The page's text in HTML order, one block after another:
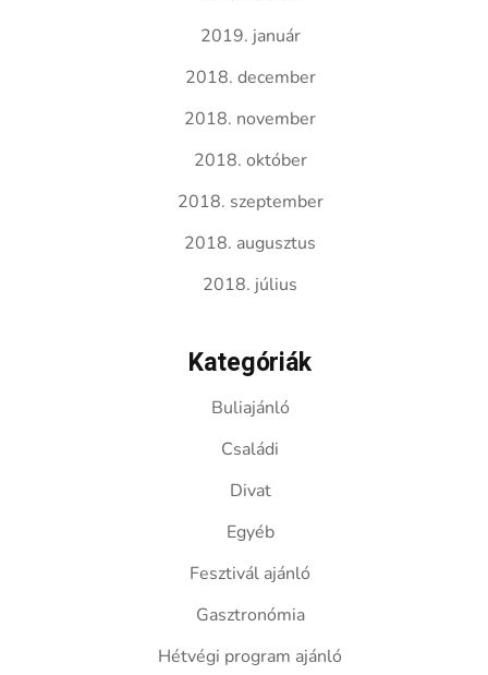
2019. január
2018. december
2018. november
2018. október
2018. szeptember
2018. augusztus
2018. július
Kategóriák
Buliajánló
Családi
Divat
Egyéb
Fesztivál ajánló
Gasztronómia
Hétvégi program ajánló